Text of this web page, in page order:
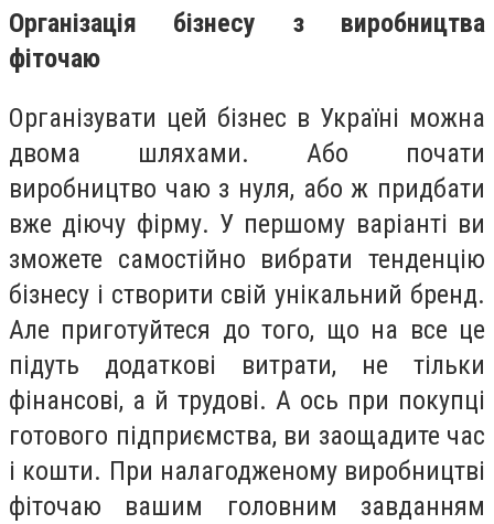
Організація бізнесу з виробництва
фіточаю
Організувати цей бізнес в Україні можна
двома шляхами. Або почати
виробництво чаю з нуля, або ж придбати
вже діючу фірму. У першому варіанті ви
зможете самостійно вибрати тенденцію
бізнесу і створити свій унікальний бренд.
Але приготуйтеся до того, що на все це
підуть додаткові витрати, не тільки
фінансові, а й трудові. А ось при покупці
готового підприємства, ви заощадите час
і кошти. При налагодженому виробництві
фіточаю вашим головним завданням